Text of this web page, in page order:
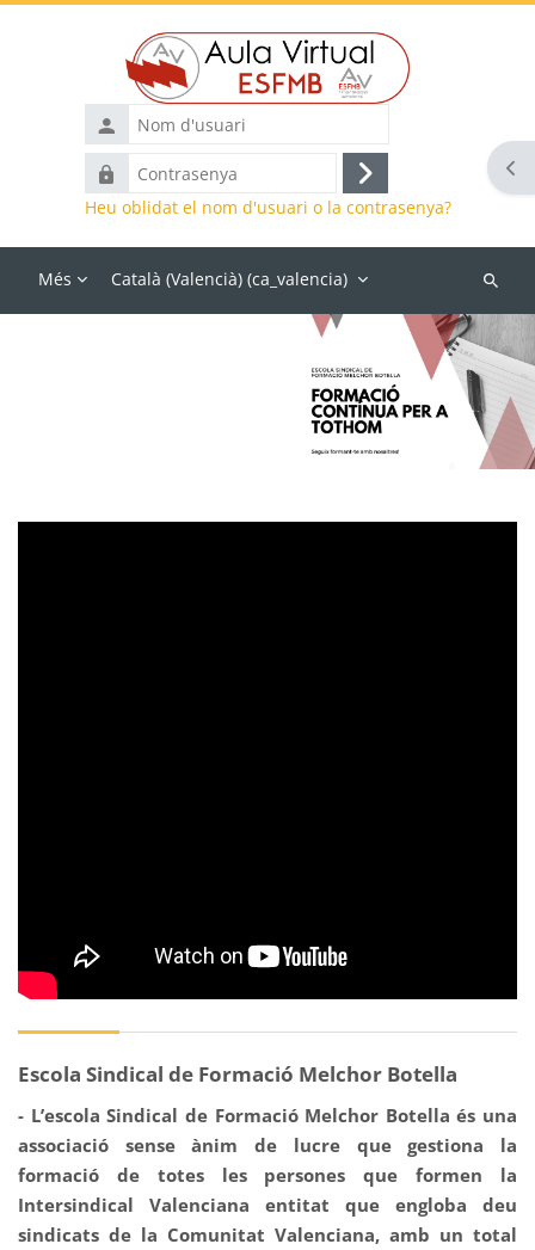
Nom
d'usuari
Contrasenya
Inicia
la
sessió
Heu oblidat el nom d'usuari o la contrasenya?
Més Català (Valencià) ‎(ca_valencia)‎
Busca
cursos
Escola Sindical de Formació Melchor Botella
- L’escola Sindical de Formació Melchor Botella és una
associació sense ànim de lucre que gestiona la
formació de totes les persones que formen la
Intersindical Valenciana entitat que engloba deu
sindicats de la Comunitat Valenciana, amb un total